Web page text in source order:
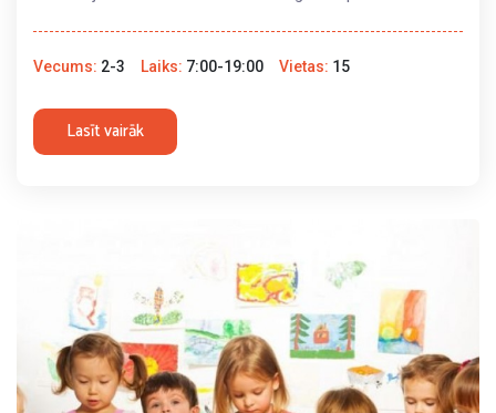
Vecums: 2-3 Laiks: 7:00-19:00 Vietas: 15
Lasīt vairāk